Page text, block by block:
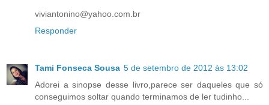
viviantonino@yahoo.com.br
Responder
Tami Fonseca Sousa 5 de setembro de 2012 às 13:02
Adorei a sinopse desse livro,parece ser daqueles que só
conseguimos soltar quando terminamos de ler tudinho...